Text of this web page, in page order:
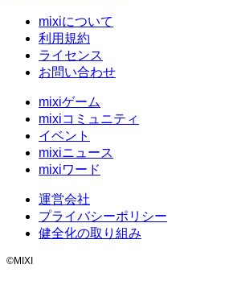
mixiについて
利用規約
ライセンス
お問い合わせ
mixiゲーム
mixiコミュニティ
イベント
mixiニュース
mixiワード
運営会社
プライバシーポリシー
健全化の取り組み
©MIXI